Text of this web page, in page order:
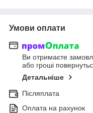
Умови оплати
Ви отримаєте
або гроші
Детальніше
Післяплата
Оплата на рахунок